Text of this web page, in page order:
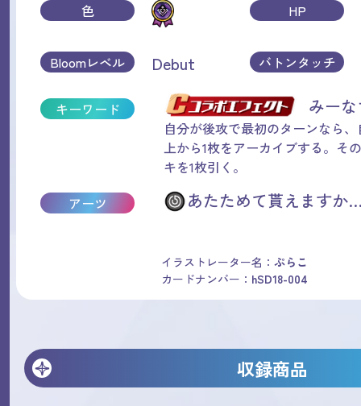
色 HP
Bloomレベル Debut バトンタッチ
キーワード みー
自分が後攻で最初のターンなら
上から1枚をアーカイブする。そ
キを1枚引く。
アーツ
あたためて貰えます
イラストレーター名： ぷらこ
カードナンバー： hSD18-004
収録商品